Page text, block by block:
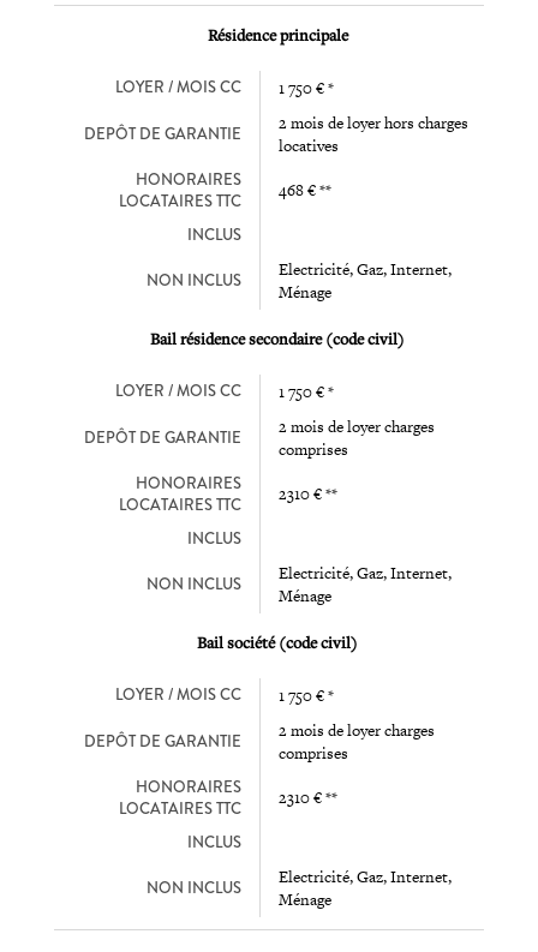
Résidence principale
LOYER / MOIS CC 1 750 € *
DEPÔT DE GARANTIE
2 mois de loyer hors charges
locatives
HONORAIRES
LOCATAIRES TTC
468 € **
INCLUS
NON INCLUS
Electricité, Gaz, Internet,
Ménage
Bail résidence secondaire (code civil)
LOYER / MOIS CC 1 750 € *
DEPÔT DE GARANTIE
2 mois de loyer charges
comprises
HONORAIRES
LOCATAIRES TTC
2310 € **
INCLUS
NON INCLUS
Electricité, Gaz, Internet,
Ménage
Bail société (code civil)
LOYER / MOIS CC 1 750 € *
DEPÔT DE GARANTIE
2 mois de loyer charges
comprises
HONORAIRES
LOCATAIRES TTC
2310 € **
INCLUS
NON INCLUS
Electricité, Gaz, Internet,
Ménage